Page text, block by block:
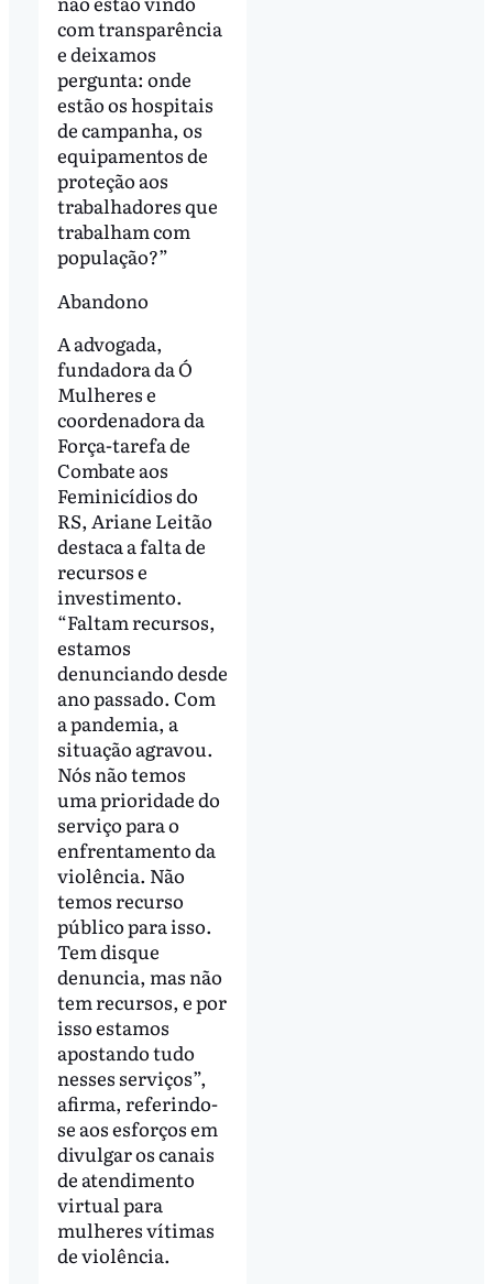
com transparência
e deixamos
pergunta: onde
estão os hospitais
de campanha, os
equipamentos de
proteção aos
trabalhadores que
trabalham com
população?”
Abandono
A advogada,
fundadora da Ó
Mulheres e
coordenadora da
Força-tarefa de
Combate aos
Feminicídios do
RS, Ariane Leitão
destaca a falta de
recursos e
investimento.
“Faltam recursos,
estamos
denunciando desde
ano passado. Com
a pandemia, a
situação agravou.
Nós não temos
uma prioridade do
serviço para o
enfrentamento da
violência. Não
temos recurso
público para isso.
Tem disque
denuncia, mas não
tem recursos, e por
isso estamos
apostando tudo
nesses serviços”,
afirma, referindo-
se aos esforços em
divulgar os canais
de atendimento
virtual para
mulheres vítimas
de violência.